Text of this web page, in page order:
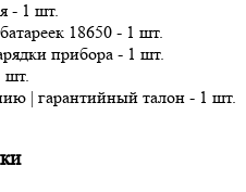
- 1 шт.
18650 - 1 шт.
прибора - 1 шт.
шт.
| гарантийный талон - 1 шт.